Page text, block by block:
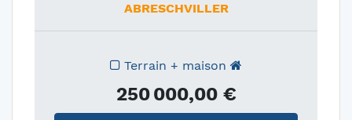
ABRESCHVILLER
Terrain + maison
250 000,00 €